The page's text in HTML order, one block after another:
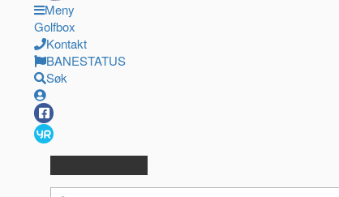
Meny
Golfbox
Kontakt
BANESTATUS
Søk